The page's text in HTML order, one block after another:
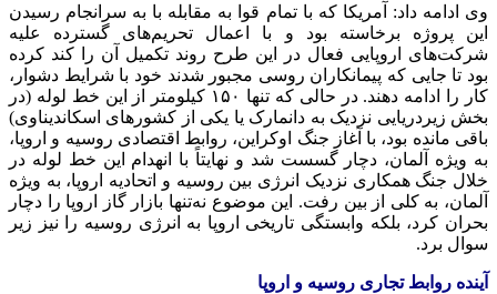
وی ادامه داد: آمریکا که با تمام قوا به مقابله با به سرانجام رسیدن
این پروژه برخاسته بود و با اعمال تحریم‌های گسترده علیه
شرکت‌های اروپایی فعال در این طرح روند تکمیل آن را کند کرده
بود تا جایی که پیمانکاران روسی مجبور شدند خود با شرایط دشوار،
کار را ادامه دهند. در حالی که تنها ۱۵۰ کیلومتر از این خط لوله (در
بخش زیردریایی نزدیک به دانمارک یا یکی از کشورهای اسکاندیناوی)
باقی مانده بود، با آغاز جنگ اوکراین، روابط اقتصادی روسیه و اروپا،
به ویژه آلمان، دچار گسست شد و نهایتاً با انهدام این خط لوله در
خلال جنگ همکاری نزدیک انرژی بین روسیه و اتحادیه اروپا، به ویژه
آلمان، به کلی از بین رفت. این موضوع نه‌تنها بازار گاز اروپا را دچار
بحران کرد، بلکه وابستگی تاریخی اروپا به انرژی روسیه را نیز زیر
سوال برد.
آینده روابط تجاری روسیه و اروپا